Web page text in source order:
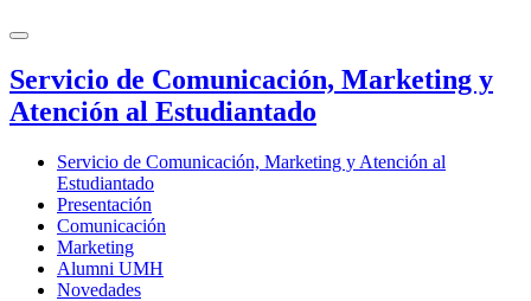
Servicio de Comunicación, Marketing y
Atención al Estudiantado
Servicio de Comunicación, Marketing y Atención al
Estudiantado
Presentación
Comunicación
Marketing
Alumni UMH
Novedades